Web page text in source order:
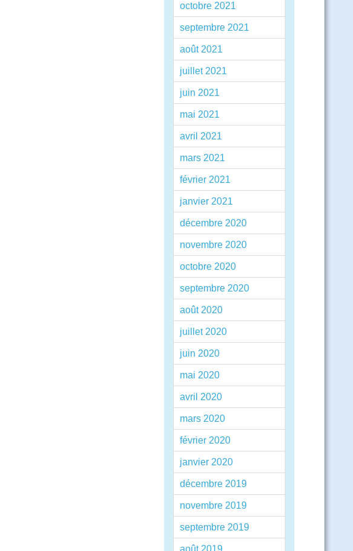
octobre 2021
septembre 2021
août 2021
juillet 2021
juin 2021
mai 2021
avril 2021
mars 2021
février 2021
janvier 2021
décembre 2020
novembre 2020
octobre 2020
septembre 2020
août 2020
juillet 2020
juin 2020
mai 2020
avril 2020
mars 2020
février 2020
janvier 2020
décembre 2019
novembre 2019
septembre 2019
août 2019